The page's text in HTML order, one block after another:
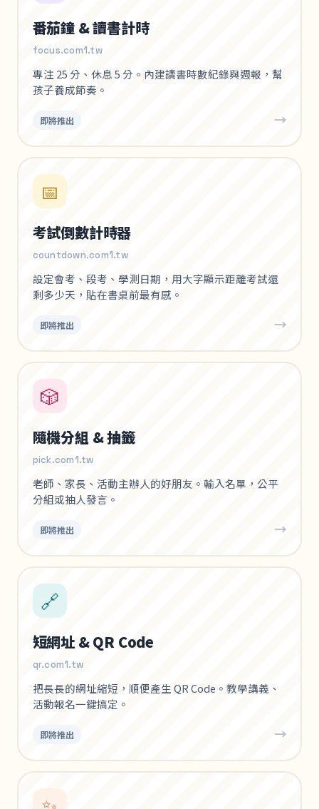
番茄鐘 & 讀書計時
focus.com1.tw
專注 25 分、休息 5 分。內建讀書時數紀錄與週報，幫
孩子養成節奏。
即將推出 →
📅
考試倒數計時器
countdown.com1.tw
設定會考、段考、學測日期，用大字顯示距離考試還
剩多少天，貼在書桌前最有感。
即將推出 →
🎲
隨機分組 & 抽籤
pick.com1.tw
老師、家長、活動主辦人的好朋友。輸入名單，公平
分組或抽人發言。
即將推出 →
🔗
短網址 & QR Code
qr.com1.tw
把長長的網址縮短，順便產生 QR Code。教學講義、
活動報名一鍵搞定。
即將推出 →